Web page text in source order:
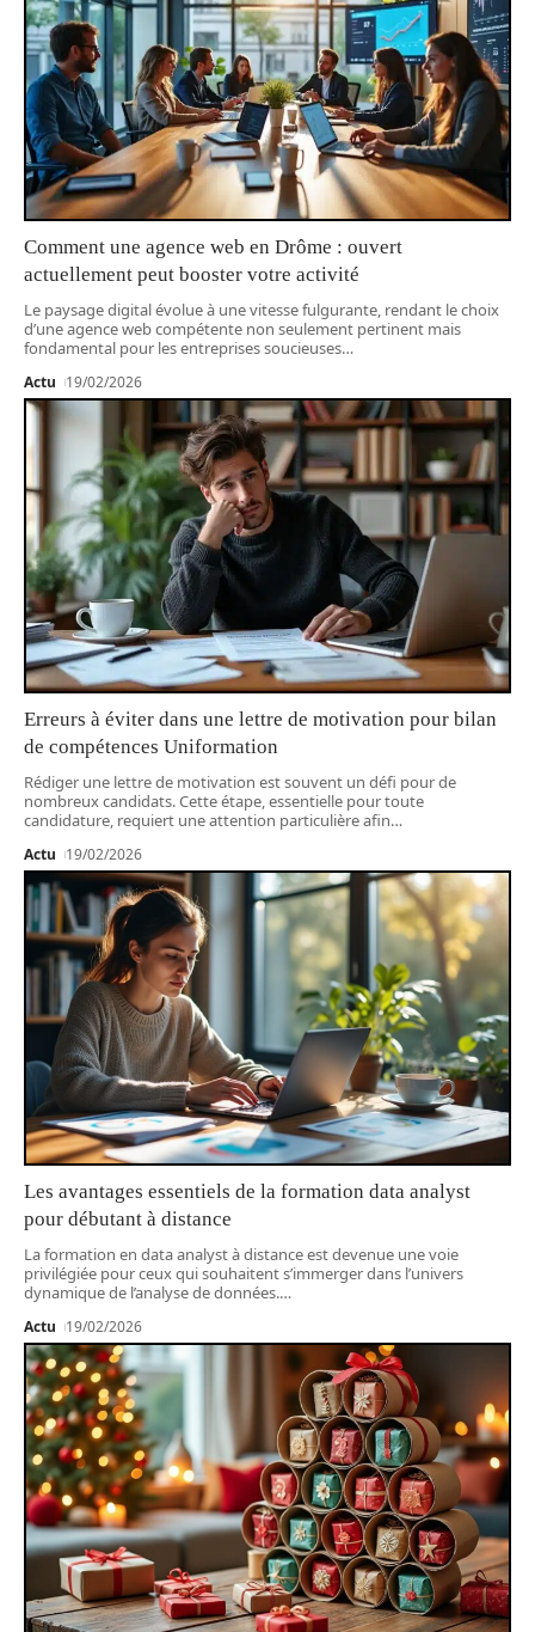
Comment une agence web en Drôme : ouvert
actuellement peut booster votre activité
Le paysage digital évolue à une vitesse fulgurante, rendant le choix
d’une agence web compétente non seulement pertinent mais
fondamental pour les entreprises soucieuses…
Actu 19/02/2026
Erreurs à éviter dans une lettre de motivation pour bilan
de compétences Uniformation
Rédiger une lettre de motivation est souvent un défi pour de
nombreux candidats. Cette étape, essentielle pour toute
candidature, requiert une attention particulière afin…
Actu 19/02/2026
Les avantages essentiels de la formation data analyst
pour débutant à distance
La formation en data analyst à distance est devenue une voie
privilégiée pour ceux qui souhaitent s’immerger dans l’univers
dynamique de l’analyse de données.…
Actu 19/02/2026